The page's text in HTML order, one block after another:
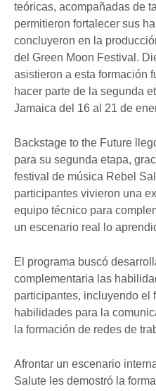
teóricas, acompañadas de
permitieron fortalecer sus
concluyeron en la
del Green Moon Festival.
asistieron a esta formación
hacer parte de la segunda
Jamaica del 16 al 21 de
Backstage to the Future
para su segunda etapa,
festival de música Rebel
participantes vivieron una
equipo técnico para
un escenario real lo
El programa buscó
complementaria las
participantes, incluyendo el
habilidades para la
la formación de redes de
Afrontar un escenario
Salute les demostró la